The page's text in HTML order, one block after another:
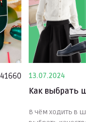
41660
13.07.2024
Как выбрать
В чём ходить в